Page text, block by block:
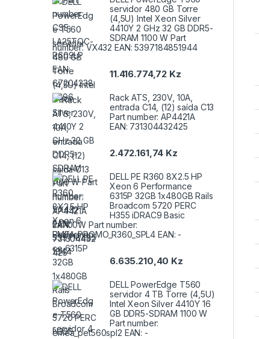
servidor 480 GB Torre
(4,5U) Intel Xeon Silver
4410Y 2 GHz 32 GB DDR5-
SDRAM 1100 W Part
number: VX432 EAN: 5397184851944
11.416.774,72 Kz
Rack ATS, 230V, 10A,
entrada C14, (12) saída C13
Part number: AP4421A
EAN: 731304432425
2.472.161,74 Kz
DELL PE R360 8X2.5 HP
Xeon 6 Performance
6315P 32GB 1x480GB Rails
Broadcom 5720 PERC
H355 iDRAC9 Basic
2x700W Part number:
EMEA_PROMO_R360_SPL4 EAN: -
6.635.210,40 Kz
DELL PowerEdge T560
servidor 4 TB Torre (4,5U)
Intel Xeon Silver 4410Y 16
GB DDR5-SDRAM 1100 W
Part number:
emea_pet560spl2 EAN: -